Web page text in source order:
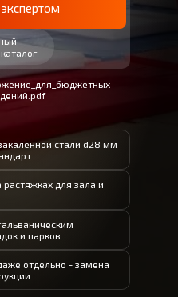
стали d28 мм
для зала и
и парков
отдельно - замена